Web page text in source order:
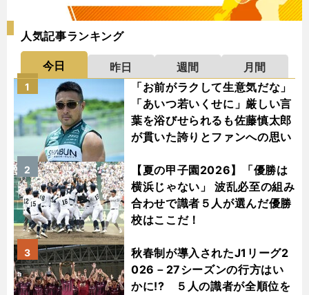
人気記事ランキング
今日 昨日 週間
月間
「お前がラクして生意気だな」
「あいつ若いくせに」厳しい言
葉を浴びせられるも佐藤慎太郎
が貫いた誇りとファンへの思い
1
【夏の甲子園2026】「優勝は
横浜じゃない」 波乱必至の組み
合わせで識者５人が選んだ優勝
校はここだ！
2
秋春制が導入されたJ1リーグ2
026－27シーズンの行方はい
かに!? ５人の識者が全順位を
3